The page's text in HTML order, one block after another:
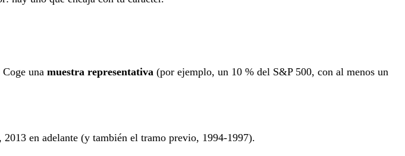
una muestra representativa (por ejemplo, un 10 % del S&P 500, con al menos un
en adelante (y también el tramo previo, 1994-1997).